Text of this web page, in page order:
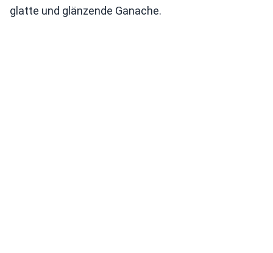
glatte und glänzende Ganache.